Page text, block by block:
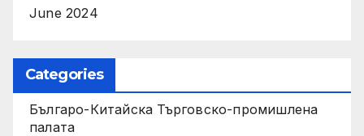
June 2024
Categories
Българо-Китайска Търговско-промишлена
палaта